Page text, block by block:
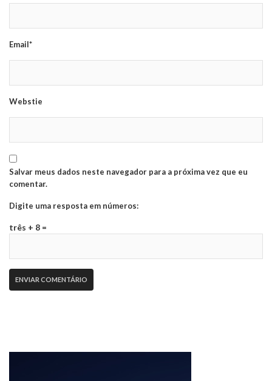
Email*
Webstie
Salvar meus dados neste navegador para a próxima vez que eu
comentar.
Digite uma resposta em números:
três + 8 =